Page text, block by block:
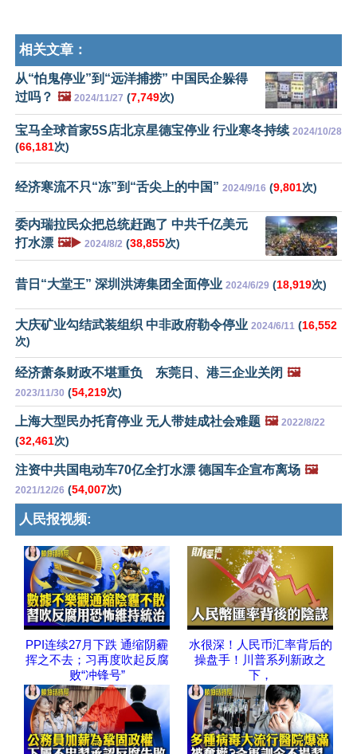
相关文章：
从“怕鬼停业”到“远洋捕捞” 中国民企躲得
过吗？ 🖼️ 2024/11/27 (7,749次)
宝马全球首家5S店北京星德宝停业 行业寒冬持续 2024/10/28
(66,181次)
经济寒流不只“冻”到“舌尖上的中国” 2024/9/16 (9,801次)
委内瑞拉民众把总统赶跑了 中共千亿美元
打水漂 🖼️▶️ 2024/8/2 (38,855次)
昔日“大堂王” 深圳洪涛集团全面停业 2024/6/29 (18,919次)
大庆矿业勾结武装组织 中非政府勒令停业 2024/6/11 (16,552
次)
经济萧条财政不堪重负 东莞日、港三企业关闭 🖼️
2023/11/30 (54,219次)
上海大型民办托育停业 无人带娃成社会难题 🖼️ 2022/8/22
(32,461次)
注资中共国电动车70亿全打水漂 德国车企宣布离场 🖼️
2021/12/26 (54,007次)
人民报视频:
PPI连续27月下跌 通缩阴霾
挥之不去；习再度吹起反腐
败“冲锋号”
水很深！人民币汇率背后的
操盘手！川普系列新政之
下，